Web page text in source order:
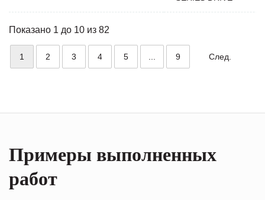
Показано 1 до 10 из 82
1 2 3 4 5 9 След.
Примеры выполненных
работ